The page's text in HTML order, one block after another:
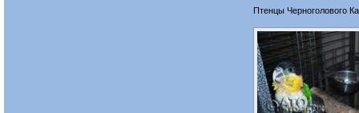
Птенцы Черноголового